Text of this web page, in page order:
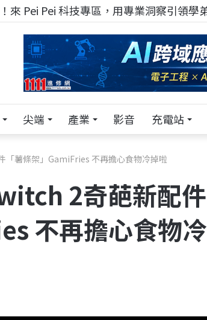
來 Pei Pei 科技專區，用專業洞察引領學
尖端 產業 影音 充電站
「薯條架」GamiFries 不再擔心食物冷掉啦
2奇葩新配件
不再擔心食物